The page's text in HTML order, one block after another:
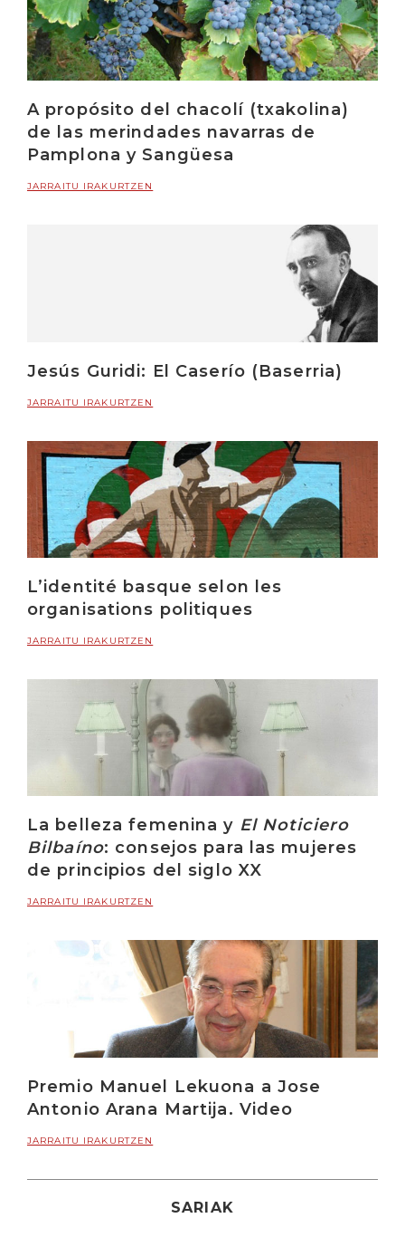
A propósito del chacolí (txakolina)
de las merindades navarras de
Pamplona y Sangüesa
JARRAITU IRAKURTZEN
Jesús Guridi: El Caserío (Baserria)
JARRAITU IRAKURTZEN
L’identité basque selon les
organisations politiques
JARRAITU IRAKURTZEN
La belleza femenina y El Noticiero
Bilbaíno: consejos para las mujeres
de principios del siglo XX
JARRAITU IRAKURTZEN
Premio Manuel Lekuona a Jose
Antonio Arana Martija. Video
JARRAITU IRAKURTZEN
SARIAK